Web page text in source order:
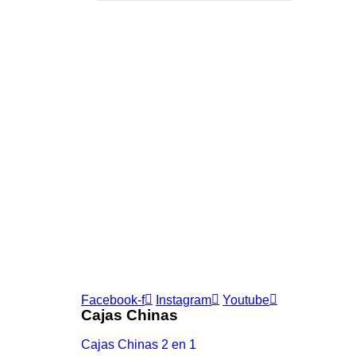
Facebook-f Instagram Youtube
Cajas Chinas
Cajas Chinas 2 en 1